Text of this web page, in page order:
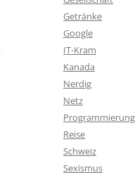
Getränke
Google
IT-Kram
Kanada
Nerdig
Netz
Programmierung
Reise
Schweiz
Sexismus